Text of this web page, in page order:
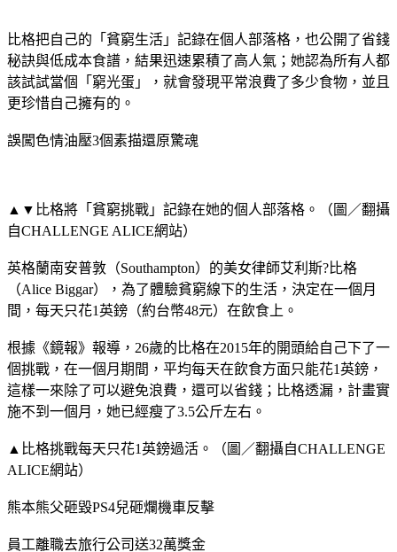
比格把自己的「貧窮生活」記錄在個人部落格，也公開了省錢
秘訣與低成本食譜，結果迅速累積了高人氣；她認為所有人都
該試試當個「窮光蛋」，就會發現平常浪費了多少食物，並且
更珍惜自己擁有的。
誤闖色情油壓3個素描還原驚魂
▲▼比格將「貧窮挑戰」記錄在她的個人部落格。（圖／翻攝
自CHALLENGE ALICE網站）
英格蘭南安普敦（Southampton）的美女律師艾利斯?比格
（Alice Biggar），為了體驗貧窮線下的生活，決定在一個月
間，每天只花1英鎊（約台幣48元）在飲食上。
根據《鏡報》報導，26歲的比格在2015年的開頭給自己下了一
個挑戰，在一個月期間，平均每天在飲食方面只能花1英鎊，
這樣一來除了可以避免浪費，還可以省錢；比格透漏，計畫實
施不到一個月，她已經瘦了3.5公斤左右。
▲比格挑戰每天只花1英鎊過活。（圖／翻攝自CHALLENGE
ALICE網站）
熊本熊父砸毀PS4兒砸爛機車反擊
員工離職去旅行公司送32萬獎金